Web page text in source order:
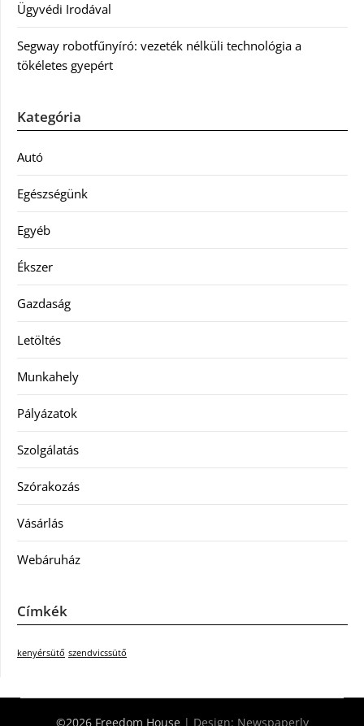
Ügyvédi Irodával
Segway robotfűnyíró: vezeték nélküli technológia a
tökéletes gyepért
Kategória
Autó
Egészségünk
Egyéb
Ékszer
Gazdaság
Letöltés
Munkahely
Pályázatok
Szolgálatás
Szórakozás
Vásárlás
Webáruház
Címkék
kenyérsütő szendvicssütő
©2026 Freedom House | Design: Newspaperly